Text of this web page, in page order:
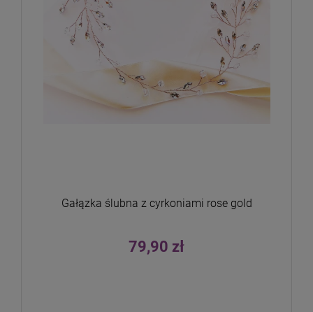
Gałązka ślubna z cyrkoniami rose gold
79,90 zł